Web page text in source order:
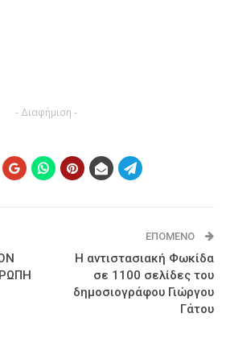
- Διαφήμιση -
ΕΠΌΜΕΝΟ
Η αντιστασιακή Φωκίδα
σε 1100 σελίδες του
δημοσιογράφου Γιώργου
Γάτου